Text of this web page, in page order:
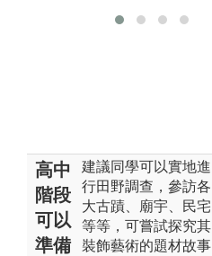
高中
階段
可以
準備
建議同學可以實地進
行田野調查，參訪各
大古蹟、廟宇、民宅
等等，可嘗試探究其
裝飾藝術的題材故事